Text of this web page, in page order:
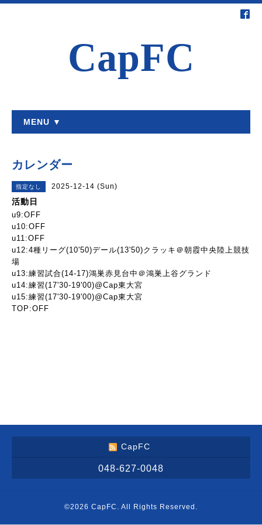
CapFC
MENU ▼
カレンダー
指定なし 2025-12-14 (Sun)
活動日
u9:OFF
u10:OFF
u11:OFF
u12:4種リーグ(10'50)デール(13'50)クラッキ＠朝霞中央陸上競技
場
u13:練習試合(14-17)鴻巣赤見台中＠鴻巣上谷グランド
u14:練習(17'30-19'00)@Cap東大宮
u15:練習(17'30-19'00)@Cap東大宮
TOP:OFF
CapFC
048-627-0048
©2026 CapFC . All Rights Reserved.